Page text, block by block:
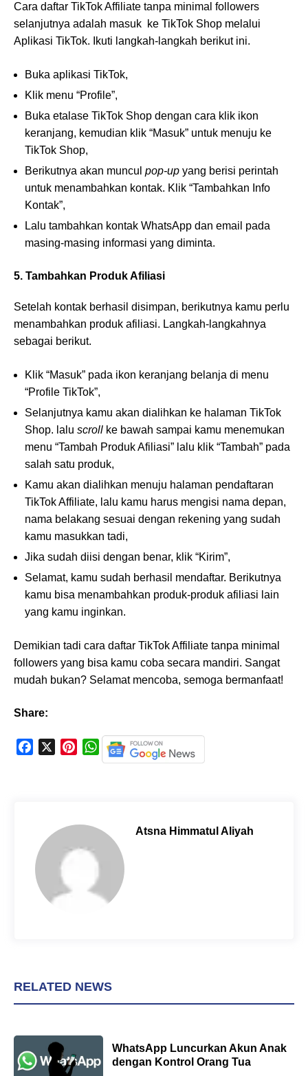
Cara daftar TikTok Affiliate tanpa minimal followers
selanjutnya adalah masuk ke TikTok Shop melalui
Aplikasi TikTok. Ikuti langkah-langkah berikut ini.
Buka aplikasi TikTok,
Klik menu “Profile”,
Buka etalase TikTok Shop dengan cara klik ikon
keranjang, kemudian klik “Masuk” untuk menuju ke
TikTok Shop,
Berikutnya akan muncul pop-up yang berisi perintah
untuk menambahkan kontak. Klik “Tambahkan Info
Kontak”,
Lalu tambahkan kontak WhatsApp dan email pada
masing-masing informasi yang diminta.
5. Tambahkan Produk Afiliasi
Setelah kontak berhasil disimpan, berikutnya kamu perlu
menambahkan produk afiliasi. Langkah-langkahnya
sebagai berikut.
Klik “Masuk” pada ikon keranjang belanja di menu
“Profile TikTok”,
Selanjutnya kamu akan dialihkan ke halaman TikTok
Shop. lalu scroll ke bawah sampai kamu menemukan
menu “Tambah Produk Afiliasi” lalu klik “Tambah” pada
salah satu produk,
Kamu akan dialihkan menuju halaman pendaftaran
TikTok Affiliate, lalu kamu harus mengisi nama depan,
nama belakang sesuai dengan rekening yang sudah
kamu masukkan tadi,
Jika sudah diisi dengan benar, klik “Kirim”,
Selamat, kamu sudah berhasil mendaftar. Berikutnya
kamu bisa menambahkan produk-produk afiliasi lain
yang kamu inginkan.
Demikian tadi cara daftar TikTok Affiliate tanpa minimal
followers yang bisa kamu coba secara mandiri. Sangat
mudah bukan? Selamat mencoba, semoga bermanfaat!
Share:
k
e
W
h
A
Atsna Himmatul Aliyah
RELATED NEWS
WhatsApp Luncurkan Akun Anak
dengan Kontrol Orang Tua